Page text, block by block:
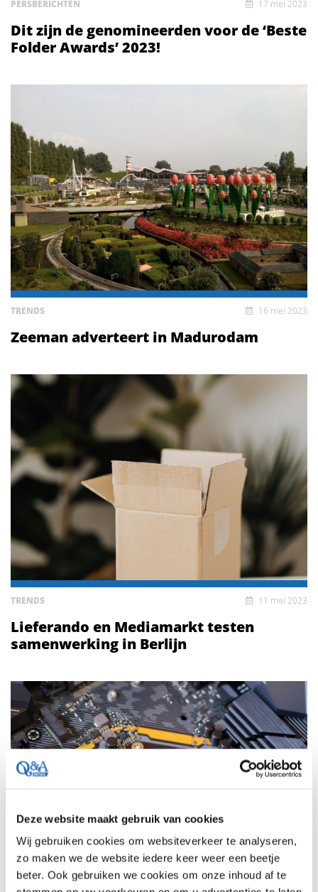
Deze website maakt gebruik van cookies
Wij gebruiken cookies om websiteverkeer te analyseren,
zo maken we de website iedere keer weer een beetje
beter. Ook gebruiken we cookies om onze inhoud af te
PERSBERICHTEN 17 mei 2023
Dit zijn de genomineerden voor de ‘Beste
Folder Awards’ 2023!
TRENDS 16 mei 2023
Zeeman adverteert in Madurodam
TRENDS 11 mei 2023
Lieferando en Mediamarkt testen
samenwerking in Berlijn